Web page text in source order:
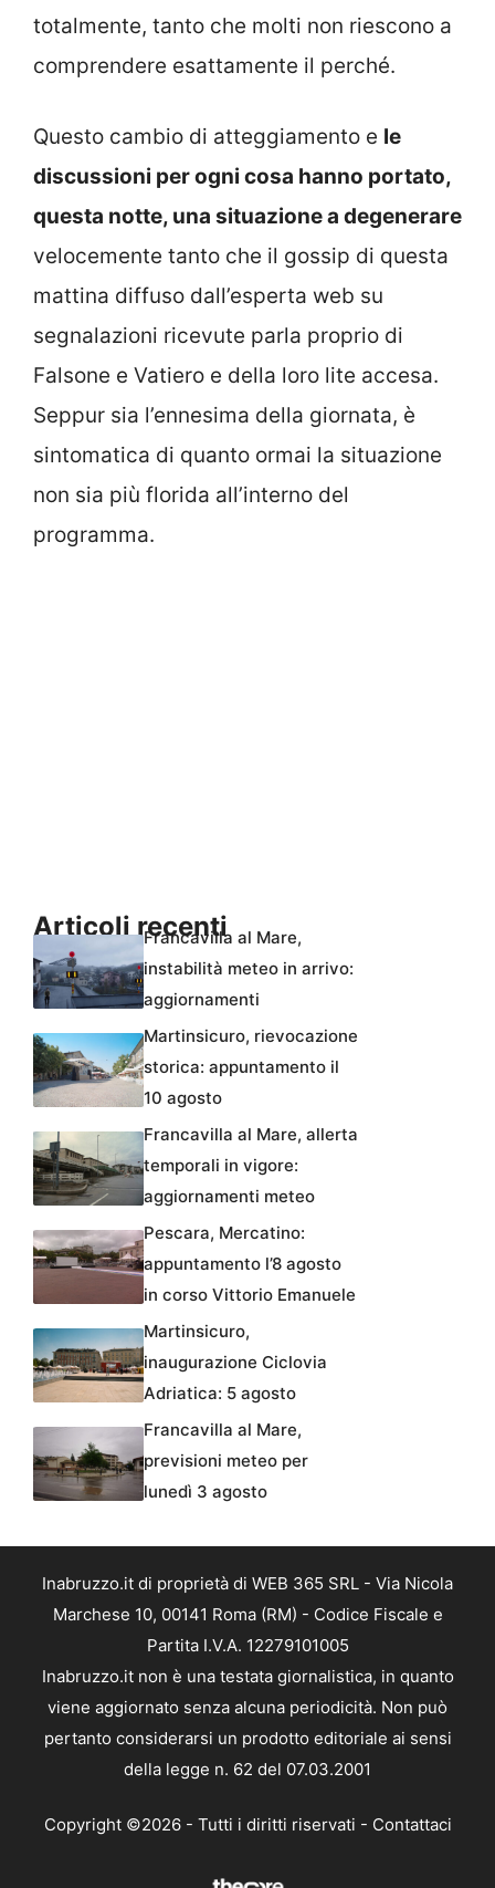
totalmente, tanto che molti non riescono a
comprendere esattamente il perché.
Questo cambio di atteggiamento e le
discussioni per ogni cosa hanno portato,
questa notte, una situazione a degenerare
velocemente tanto che il gossip di questa
mattina diffuso dall’esperta web su
segnalazioni ricevute parla proprio di
Falsone e Vatiero e della loro lite accesa.
Seppur sia l’ennesima della giornata, è
sintomatica di quanto ormai la situazione
non sia più florida all’interno del
programma.
Articoli recenti
Francavilla al Mare,
instabilità meteo in arrivo:
aggiornamenti
Martinsicuro, rievocazione
storica: appuntamento il
10 agosto
Francavilla al Mare, allerta
temporali in vigore:
aggiornamenti meteo
Pescara, Mercatino:
appuntamento l’8 agosto
in corso Vittorio Emanuele
Martinsicuro,
inaugurazione Ciclovia
Adriatica: 5 agosto
Francavilla al Mare,
previsioni meteo per
lunedì 3 agosto
Inabruzzo.it di proprietà di WEB 365 SRL - Via Nicola
Marchese 10, 00141 Roma (RM) - Codice Fiscale e
Partita I.V.A. 12279101005
Inabruzzo.it non è una testata giornalistica, in quanto
viene aggiornato senza alcuna periodicità. Non può
pertanto considerarsi un prodotto editoriale ai sensi
della legge n. 62 del 07.03.2001
Copyright ©2026 - Tutti i diritti riservati - Contattaci